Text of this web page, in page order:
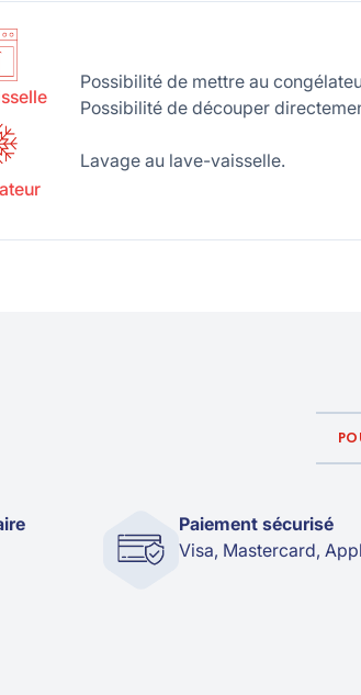
Possibilité de mettre au
Possibilité de découper
Lavage au lave-vaisselle.
Paiement sécurisé
Visa, Mastercard,